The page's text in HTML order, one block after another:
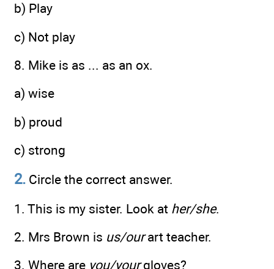
b) Play
c) Not play
8. Mike is as ... as an ox.
a) wise
b) proud
c) strong
2. Circle the correct answer.
1. This is my sister. Look at her/she.
2. Mrs Brown is us/ourart teacher.
3. Where are you/yourgloves?